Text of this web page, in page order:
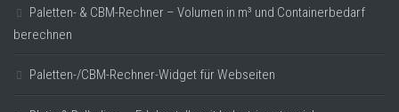
Paletten- & CBM-Rechner – Volumen in m³ und Containerbedarf
berechnen
Paletten-/CBM-Rechner-Widget für Webseiten